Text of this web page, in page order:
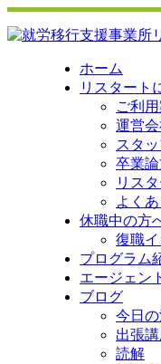
ホーム
リスタート
ご利
運営
スタッ
卒業
リス
よく
休職中の方
復職
プログラム
エージェン
ブログ
今日
出張
読解